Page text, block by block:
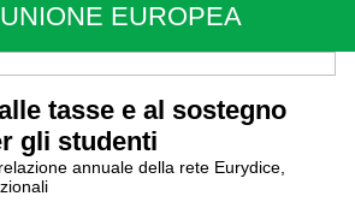
EUROPEA
tasse e al sostegno
gli studenti
annuale della rete Eurydice,